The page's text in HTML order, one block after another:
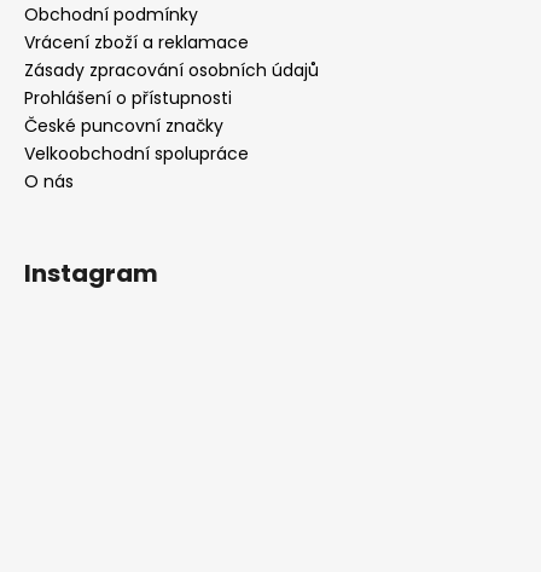
Obchodní podmínky
Vrácení zboží a reklamace
Zásady zpracování osobních údajů
Prohlášení o přístupnosti
České puncovní značky
Velkoobchodní spolupráce
O nás
Instagram